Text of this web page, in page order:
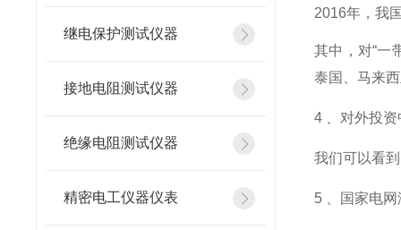
继电保护测试仪器
接地电阻测试仪器
绝缘电阻测试仪器
精密电工仪器仪表
2016年，我
其中，对“一
泰国、马来
4 、对外投
我们可以看
5 、国家电